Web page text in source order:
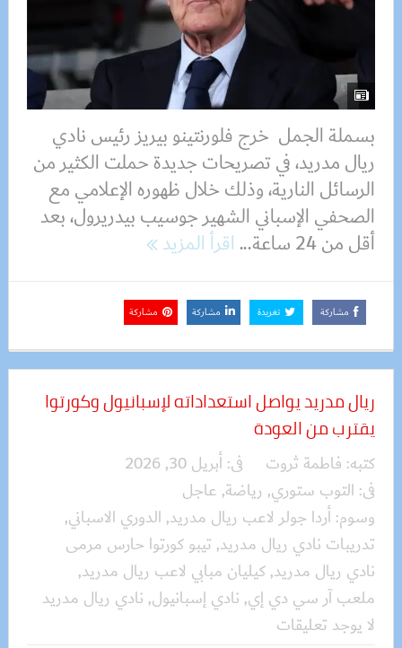
بسملة الجمل خرج فلورنتينو بيريز رئيس نادي
ريال مدريد، في تصريحات جديدة حملت الكثير من
الرسائل النارية، وذلك خلال ظهوره الإعلامي مع
الصحفي الإسباني الشهير جوسيب بيدريرول، بعد
أقل من 24 ساعة...
اقرأ المزيد
مشاركة تغريدة مشاركة مشاركة
ريال مدريد يواصل استعداداته لإسبانيول وكورتوا
يقترب من العودة
كتبه: فاطمة ثروت فى:أبريل 30, 2026
فى: التوب ستوري, رياضة, عاجل
وسوم:أردا جولر لاعب ريال مدريد, الدوري الاسباني,
تدريبات نادي ريال مدريد, تيبو كورتوا حارس مرمى
نادي ريال مدريد,كيليان مبابي لاعب ريال مدريد,
ملعب آر سي دي إي, نادي إسبانيول, نادي ريال مدريد
لا يوجد تعليقات